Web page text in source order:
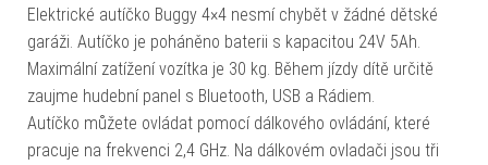
Elektrické autíčko Buggy 4×4 nesmí chybět v žádné dětské
garáži. Autíčko je poháněno baterii s kapacitou 24V 5Ah.
Maximální zatížení vozítka je 30 kg. Během jízdy dítě určitě
zaujme hudební panel s Bluetooth, USB a Rádiem.
Autíčko můžete ovládat pomocí dálkového ovládání, které
pracuje na frekvenci 2,4 GHz. Na dálkovém ovladači jsou tři